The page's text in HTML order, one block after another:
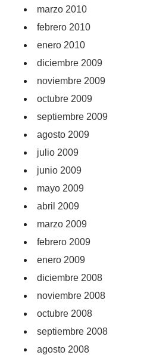
marzo 2010
febrero 2010
enero 2010
diciembre 2009
noviembre 2009
octubre 2009
septiembre 2009
agosto 2009
julio 2009
junio 2009
mayo 2009
abril 2009
marzo 2009
febrero 2009
enero 2009
diciembre 2008
noviembre 2008
octubre 2008
septiembre 2008
agosto 2008